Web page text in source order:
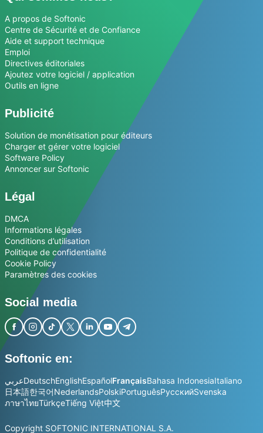
A propos de Softonic
Centre de Sécurité et de Confiance
Aide et support technique
Emploi
Directives éditoriales
Ajoutez votre logiciel / application
Outils en ligne
Publicité
Solution de monétisation pour éditeurs
Charger et gérer votre logiciel
Software Policy
Annoncer sur Softonic
Légal
DMCA
Informations légales
Conditions d’utilisation
Politique de confidentialité
Cookie Policy
Paramètres des cookies
Social media
Softonic en:
عربيDeutschEnglishEspañolFrançaisBahasa IndonesiaItaliano
日本語한국어NederlandsPolskiPortuguêsРусскийSvenska
ภาษาไทยTürkçeTiếng Việt中文
Copyright SOFTONIC INTERNATIONAL S.A.